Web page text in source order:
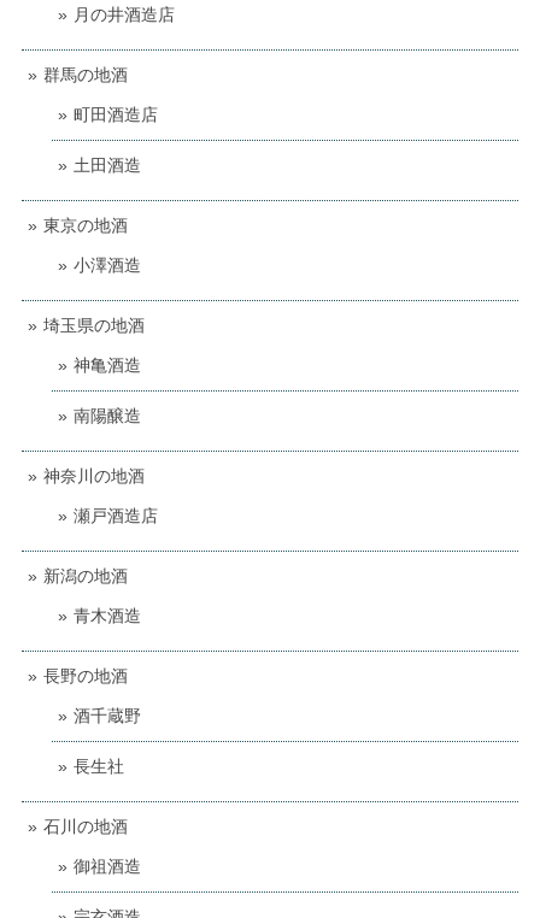
月の井酒造店
群馬の地酒
町田酒造店
土田酒造
東京の地酒
小澤酒造
埼玉県の地酒
神亀酒造
南陽醸造
神奈川の地酒
瀬戸酒造店
新潟の地酒
青木酒造
長野の地酒
酒千蔵野
長生社
石川の地酒
御祖酒造